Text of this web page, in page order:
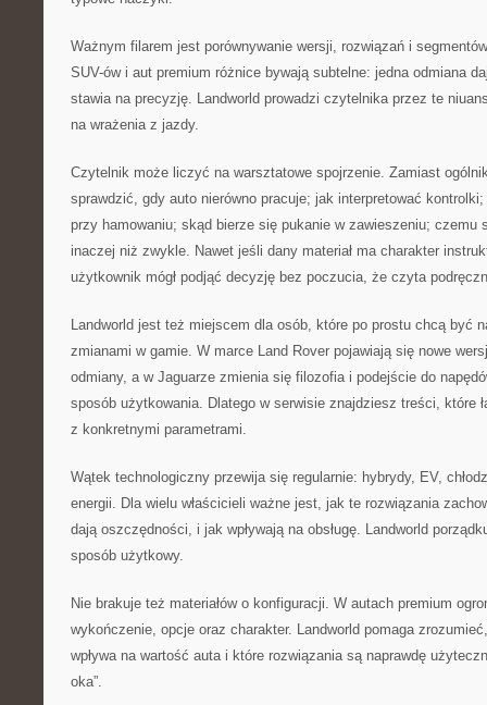
Ważnym filarem jest porównywanie wersji, rozwiązań i
SUV-ów i aut premium różnice bywają subtelne: jedna odmiana
stawia na precyzję. Landworld prowadzi czytelnika przez te
na wrażenia z jazdy.
Czytelnik może liczyć na warsztatowe spojrzenie. Zamiast
sprawdzić, gdy auto nierówno pracuje; jak interpretować
przy hamowaniu; skąd bierze się pukanie w zawieszeniu; czemu
inaczej niż zwykle. Nawet jeśli dany materiał ma charakter
użytkownik mógł podjąć decyzję bez poczucia, że czyta
Landworld jest też miejscem dla osób, które po prostu chcą być
zmianami w gamie. W marce Land Rover pojawiają się nowe
odmiany, a w Jaguarze zmienia się filozofia i podejście do
sposób użytkowania. Dlatego w serwisie znajdziesz treści, które
z konkretnymi parametrami.
Wątek technologiczny przewija się regularnie: hybrydy, EV,
energii. Dla wielu właścicieli ważne jest, jak te rozwiązania
dają oszczędności, i jak wpływają na obsługę. Landworld
sposób użytkowy.
Nie brakuje też materiałów o konfiguracji. W autach premium
wykończenie, opcje oraz charakter. Landworld pomaga
wpływa na wartość auta i które rozwiązania są naprawdę
oka”.